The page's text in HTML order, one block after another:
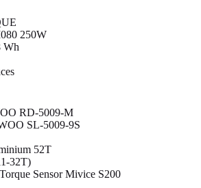
250W
Wh
RD-5009-M
SL-5009-9S
52T
32T)
Sensor Mivice S200